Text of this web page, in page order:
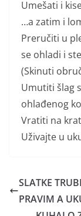
Umešati i
…a zatim i
Preručiti u
se ohladi i
(Skinuti
Umutiti šlag
ohlađenog
Vratiti na
Uživajte u
SLATKE
PRAVIM A